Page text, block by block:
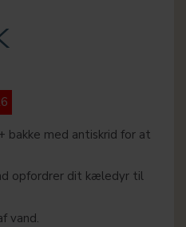
med antiskrid for at
opfordrer dit kæledyr til
vand.